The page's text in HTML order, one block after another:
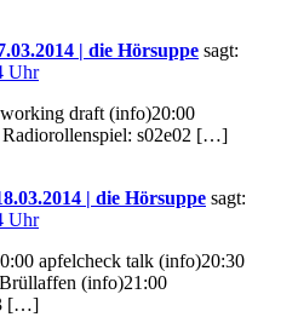
| die Hörsuppe sagt:
Uhr
draft (info)20:00
s02e02 […]
| die Hörsuppe sagt:
Uhr
apfelcheck talk (info)20:30
(info)21:00
[…]